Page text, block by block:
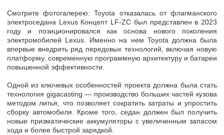
Cмотрите фотогалерею: Toyota отказалась от флагманского
электроседана Lexus Концепт LF-ZC был представлен в 2023
году и позиционировался как основа нового поколения
электромобилей Lexus. Именно на нем Toyota должна была
впервые внедрить ряд передовых технологий, включая новую
платформу, современную программную архитектуру и батареи
повышенной эффективности.
Одной из ключевых особенностей проекта должна была стать
технология gigacasting — производство больших частей кузова
методом литья, что позволяет сократить затраты и упростить
сборку автомобиля. Кроме того, седан должен был получить
новые призматические аккумуляторы с увеличенным запасом
хода и более быстрой зарядкой.